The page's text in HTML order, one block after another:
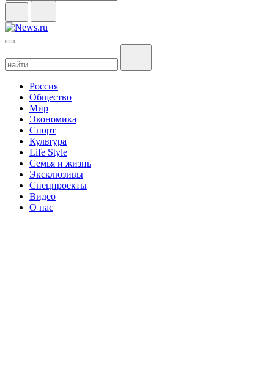
Россия
Общество
Мир
Экономика
Спорт
Культура
Life Style
Семья и жизнь
Эксклюзивы
Спецпроекты
Видео
О нас